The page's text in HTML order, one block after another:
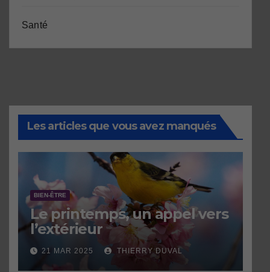
Santé
Les articles que vous avez manqués
BIEN-ÊTRE
Le printemps, un appel vers
l’extérieur
21 MAR 2025 THIERRY DUVAL